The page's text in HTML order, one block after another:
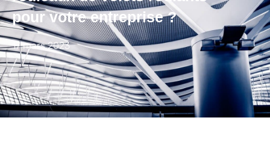
pour votre entreprise ?
17 mars 2023